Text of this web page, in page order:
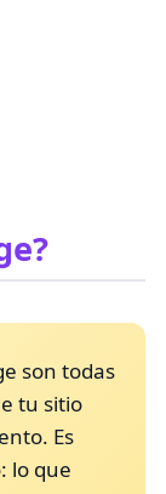
son todas
tu sitio
Es
lo que